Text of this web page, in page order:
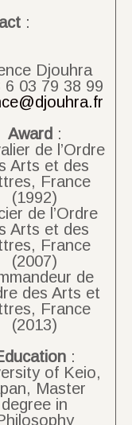
:
Djouhra
6 03 79 38 99
Award :
de l’Ordre
Arts et des
France
(1992)
de l’Ordre
Arts et des
France
(2007)
de
des Arts et
France
(2013)
:
of Keio,
Master
degree in